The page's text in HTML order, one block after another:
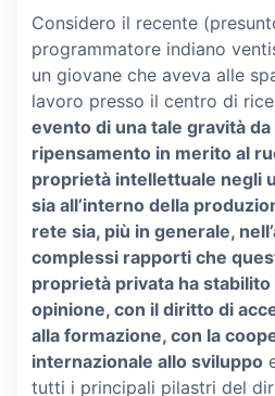
Considero il recente
programmatore indiano
un giovane che aveva alle
lavoro presso il centro di
evento di una tale gravità
ripensamento in merito al
proprietà intellettuale negli
sia all’interno della
rete sia, più in generale,
complessi rapporti che
proprietà privata ha
opinione, con il diritto di
alla formazione, con la
internazionale allo sviluppo
tutti i principali pilastri del